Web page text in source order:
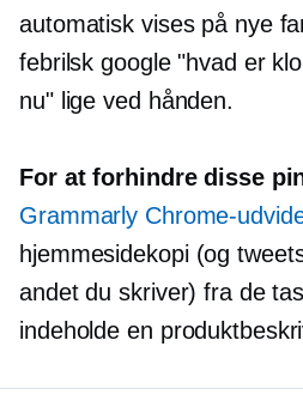
automatisk vises på nye
febrilsk google "hvad er
nu" lige ved hånden.
For at forhindre disse
Grammarly Chrome-
hjemmesidekopi (og
andet du skriver) fra de
indeholde en